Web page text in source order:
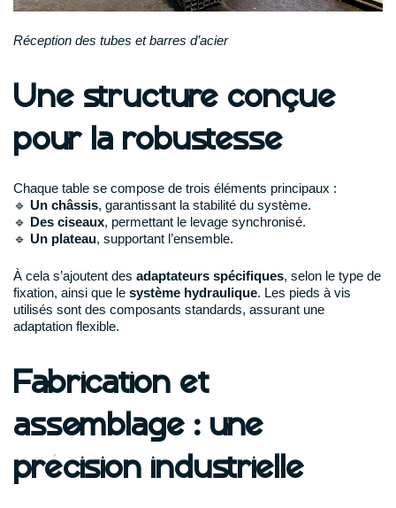
Réception des tubes et barres d’acier
Une structure conçue
pour la robustesse
Chaque table se compose de trois éléments principaux :
🔹 Un châssis, garantissant la stabilité du système.
🔹 Des ciseaux, permettant le levage synchronisé.
🔹 Un plateau, supportant l’ensemble.
À cela s’ajoutent des adaptateurs spécifiques, selon le type de
fixation, ainsi que le système hydraulique. Les pieds à vis
utilisés sont des composants standards, assurant une
adaptation flexible.
Fabrication et
assemblage : une
précision industrielle